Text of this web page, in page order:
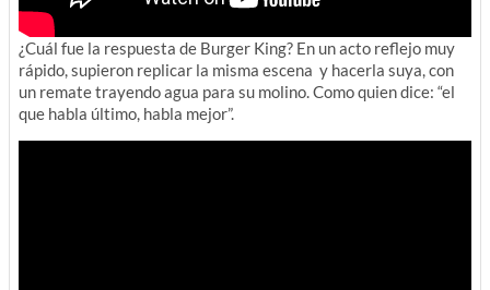
¿Cuál fue la respuesta de Burger King? En un acto reflejo muy
rápido, supieron replicar la misma escena y hacerla suya, con
un remate trayendo agua para su molino. Como quien dice: “el
que habla último, habla mejor”.